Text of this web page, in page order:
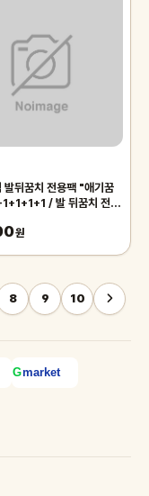
발뒤꿈치 전용팩 "애기꿈
/ 발 뒤꿈치 전용
원
8 9 10